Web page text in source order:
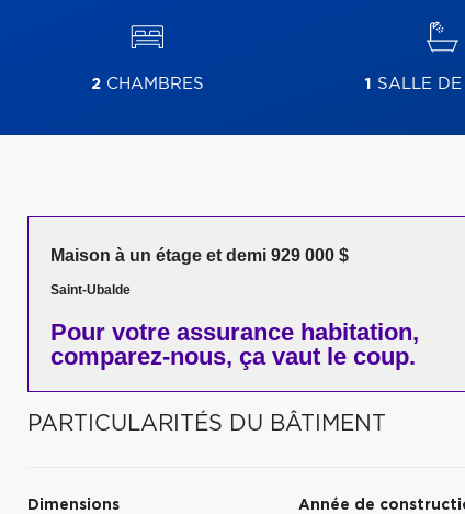
2CHAMBRES 1 SALLE
Maison à un étage et demi 929 000 $
Saint-Ubalde
Pour votre assurance habitation,
comparez-nous, ça vaut le coup.
PARTICULARITÉS DU BÂTIMENT
Dimensions
Année de